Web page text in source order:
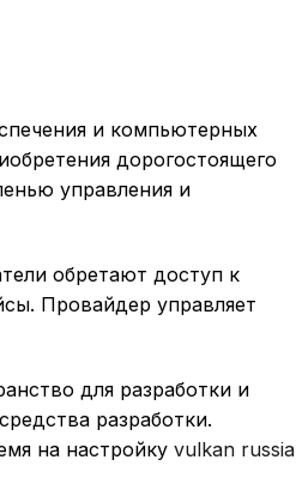
и компьютерных
дорогостоящего
управления и
обретают доступ к
Провайдер управляет
для разработки и
разработки.
на настройку vulkan russia